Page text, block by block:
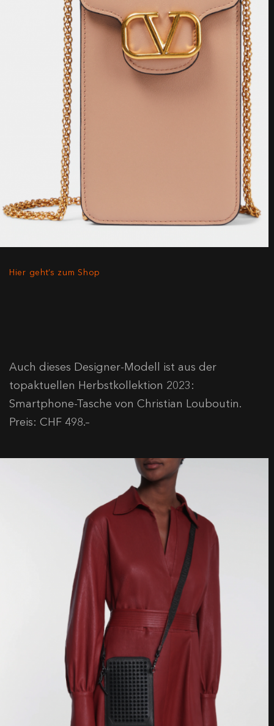
Hier geht’s zum Shop
Auch dieses Designer-Modell ist aus der
topaktuellen Herbstkollektion 2023:
Smartphone-Tasche von Christian Louboutin.
Preis: CHF 498.–